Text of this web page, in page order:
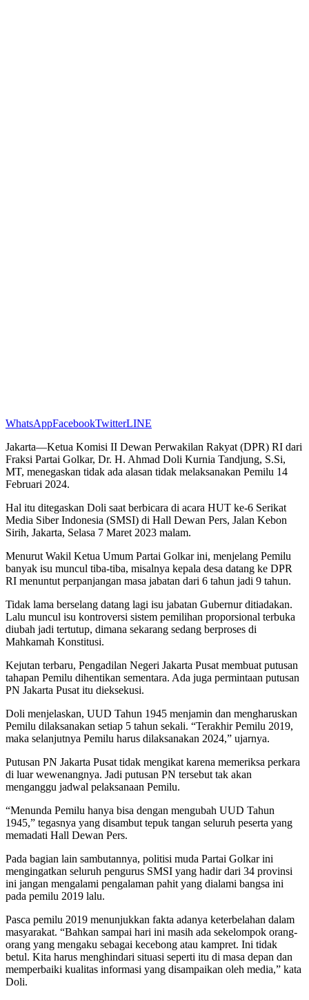
WhatsAppFacebookTwitterLINE
Jakarta—Ketua Komisi II Dewan Perwakilan Rakyat (DPR) RI dari
Fraksi Partai Golkar, Dr. H. Ahmad Doli Kurnia Tandjung, S.Si,
MT, menegaskan tidak ada alasan tidak melaksanakan Pemilu 14
Februari 2024.
Hal itu ditegaskan Doli saat berbicara di acara HUT ke-6 Serikat
Media Siber Indonesia (SMSI) di Hall Dewan Pers, Jalan Kebon
Sirih, Jakarta, Selasa 7 Maret 2023 malam.
Menurut Wakil Ketua Umum Partai Golkar ini, menjelang Pemilu
banyak isu muncul tiba-tiba, misalnya kepala desa datang ke DPR
RI menuntut perpanjangan masa jabatan dari 6 tahun jadi 9 tahun.
Tidak lama berselang datang lagi isu jabatan Gubernur ditiadakan.
Lalu muncul isu kontroversi sistem pemilihan proporsional terbuka
diubah jadi tertutup, dimana sekarang sedang berproses di
Mahkamah Konstitusi.
Kejutan terbaru, Pengadilan Negeri Jakarta Pusat membuat putusan
tahapan Pemilu dihentikan sementara. Ada juga permintaan putusan
PN Jakarta Pusat itu dieksekusi.
Doli menjelaskan, UUD Tahun 1945 menjamin dan mengharuskan
Pemilu dilaksanakan setiap 5 tahun sekali. “Terakhir Pemilu 2019,
maka selanjutnya Pemilu harus dilaksanakan 2024,” ujarnya.
Putusan PN Jakarta Pusat tidak mengikat karena memeriksa perkara
di luar wewenangnya. Jadi putusan PN tersebut tak akan
menganggu jadwal pelaksanaan Pemilu.
“Menunda Pemilu hanya bisa dengan mengubah UUD Tahun
1945,” tegasnya yang disambut tepuk tangan seluruh peserta yang
memadati Hall Dewan Pers.
Pada bagian lain sambutannya, politisi muda Partai Golkar ini
mengingatkan seluruh pengurus SMSI yang hadir dari 34 provinsi
ini jangan mengalami pengalaman pahit yang dialami bangsa ini
pada pemilu 2019 lalu.
Pasca pemilu 2019 menunjukkan fakta adanya keterbelahan dalam
masyarakat. “Bahkan sampai hari ini masih ada sekelompok orang-
orang yang mengaku sebagai kecebong atau kampret. Ini tidak
betul. Kita harus menghindari situasi seperti itu di masa depan dan
memperbaiki kualitas informasi yang disampaikan oleh media,” kata
Doli.